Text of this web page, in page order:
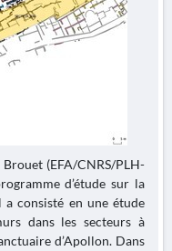
(EFA/CNRS/PLH-
d’étude sur la
consisté en une étude
dans les secteurs à
d’Apollon. Dans